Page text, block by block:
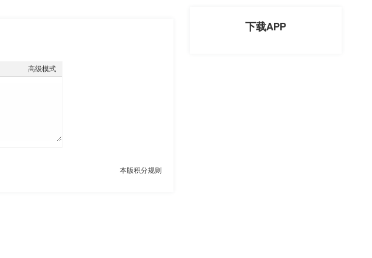
高级模式
本版积分规则
下载APP